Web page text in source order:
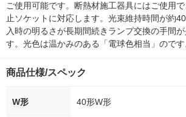
ご使用可能です。断熱材施工器具にはご使用
止ソケットに対応します。光束維持時間が約
入時の明るさが長期間続きランプ交換の手間
す。光色は温かみのある「電球色相当」のです
商品仕様/スペック
W形 40形W形